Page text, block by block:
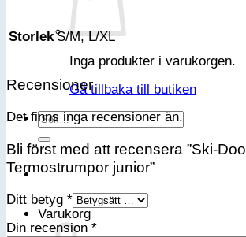
Inga produkter i varukorgen.
Gå tillbaka till butiken
Sök
Varukorg
Storlek S/M, L/XL
Recensioner
Det finns inga recensioner än.
Bli först med att recensera ”Ski-Doo
Termostrumpor junior”
Ditt betyg *
Din recension *